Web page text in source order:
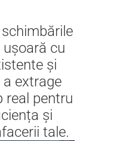
ușoară cu
și
extrage
real pentru
și
tale.